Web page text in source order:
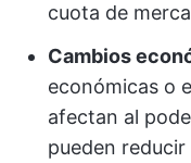
cuota de
Cambios
económicas o
afectan al
pueden reducir